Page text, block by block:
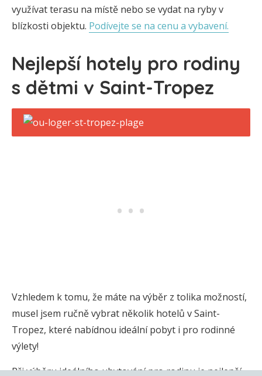
využívat terasu na místě nebo se vydat na ryby v
blízkosti objektu. Podívejte se na cenu a vybavení.
Nejlepší hotely pro rodiny
s dětmi v Saint-Tropez
Vzhledem k tomu, že máte na výběr z tolika možností,
musel jsem ručně vybrat několik hotelů v Saint-
Tropez, které nabídnou ideální pobyt i pro rodinné
výlety!
Při výběru ideálního ubytování pro rodinu je nejlepší